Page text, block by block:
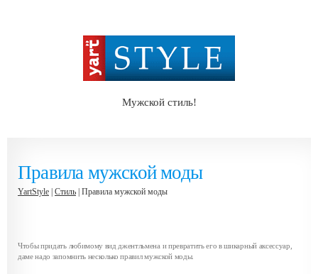
Мужской стиль!
Правила мужской моды
YartStyle Стиль | Правила мужской моды
Чтобы придать любимому вид джентльмена и превратить его в шикарный аксессуар,
даме надо запомнить несколько правил мужской моды.